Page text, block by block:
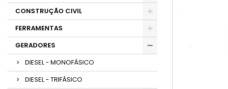
CONSTRUÇÃO CIVIL
FERRAMENTAS
GERADORES
DIESEL - MONOFÁSICO
DIESEL - TRIFÁSICO